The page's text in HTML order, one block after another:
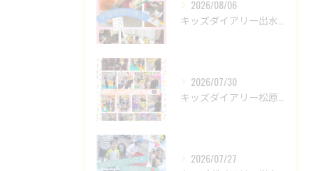
2026/08/06
キッズダイアリー出水教室です😊
2026/07/30
キッズダイアリー松原教室です‎𖤐 ̖́-‬
2026/07/27